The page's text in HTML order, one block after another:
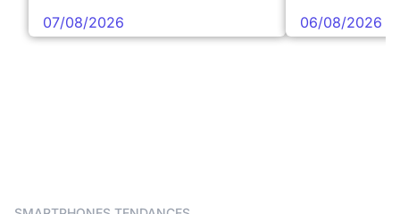
07/08/2026 06/08/2026